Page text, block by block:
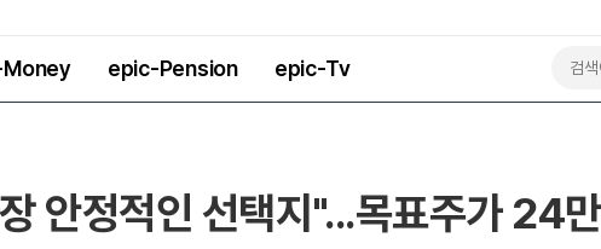
epic-Pension epic-Tv
안정적인 선택지"...목표주가 24